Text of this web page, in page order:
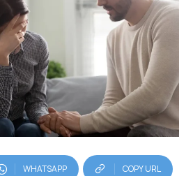
WHATSAPP COPY URL